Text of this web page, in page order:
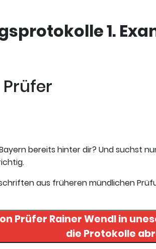
1.
Prüfer
bereits hinter dir? Und suchst
aus früheren mündlichen
Prüfer Rainer Wendlin uneserer
die Protokolle